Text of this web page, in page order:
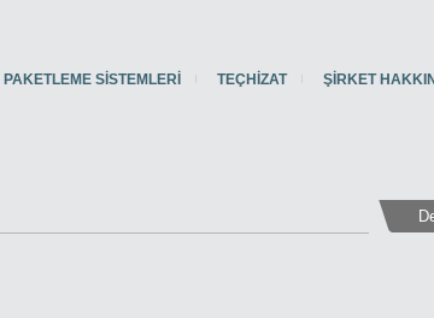
PAKETLEME SISTEMLERI TEÇHIZAT ŞIRKET